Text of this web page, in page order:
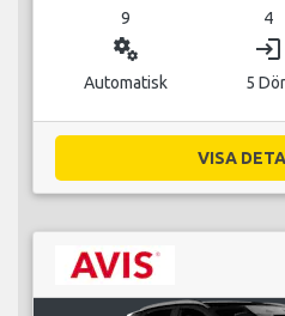
9 4
miscellaneous_services
Automatisk
login
5
VISA